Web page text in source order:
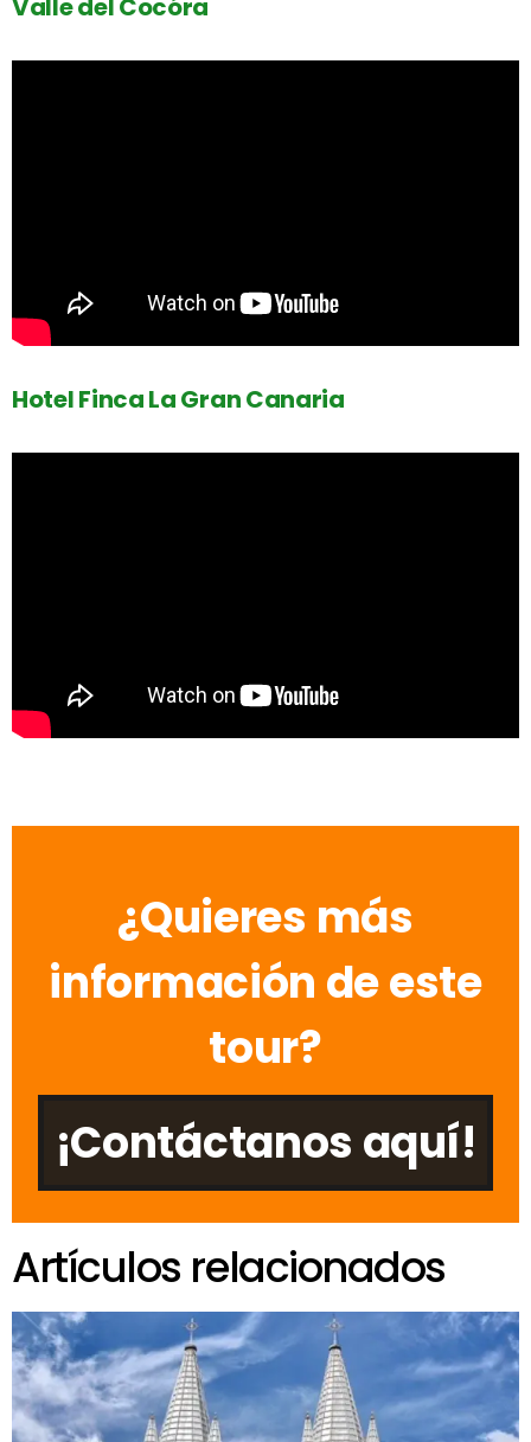
Valle del Cocóra
Hotel Finca La Gran Canaria
¿Quieres más
información de este
tour?
¡Contáctanos aquí!
Artículos relacionados